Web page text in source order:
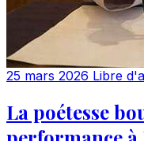
25 mars 2026 Libre
La poétesse